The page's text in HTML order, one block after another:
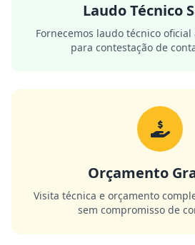
Laudo Técnico
Fornecemos laudo técnico oficial
para contestação de
Orçamento
Visita técnica e orçamento
sem compromisso de